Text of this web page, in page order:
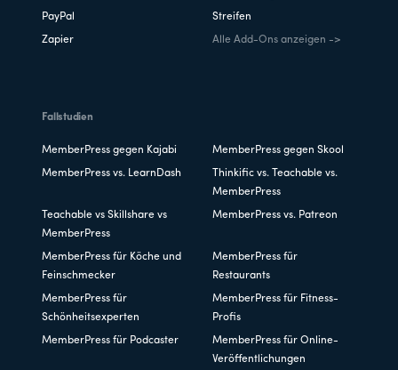
PayPal Streifen
Zapier Alle Add-Ons anzeigen ->
Fallstudien
MemberPress gegen Kajabi MemberPress gegen Skool
MemberPress vs. LearnDash
Thinkific vs. Teachable vs.
MemberPress
Teachable vs Skillshare vs
MemberPress
MemberPress vs. Patreon
MemberPress für Köche und
Feinschmecker
MemberPress für
Restaurants
MemberPress für
Schönheitsexperten
MemberPress für Fitness-
Profis
MemberPress für Podcaster
MemberPress für Online-
Veröffentlichungen